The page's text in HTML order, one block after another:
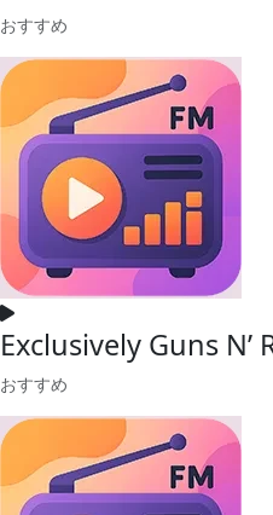
おすすめ
Exclusively Guns N’
おすすめ